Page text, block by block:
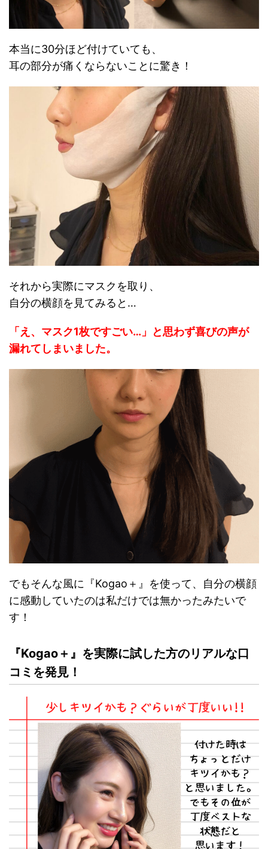
本当に30分ほど付けていても、
耳の部分が痛くならないことに驚き！
それから実際にマスクを取り、
自分の横顔を見てみると…
「え、マスク1枚ですごい…」
と思わず喜びの声が
漏れてしまいました。
でもそんな風に『Kogao＋』を使って、自分の横顔
に感動していたのは私だけでは無かったみたいで
す！
『Kogao＋』を実際に試した方のリアルな口
コミを発見！